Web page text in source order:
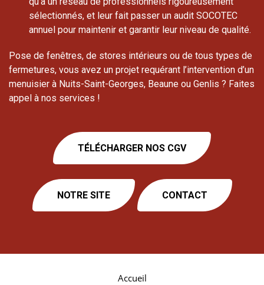
sélectionnés, et leur fait passer un audit SOCOTEC
annuel pour maintenir et garantir leur niveau de qualité.
Pose de fenêtres, de stores intérieurs ou de tous types de
fermetures, vous avez un projet requérant l’intervention d’un
menuisier à Nuits-Saint-Georges, Beaune ou Genlis ? Faites
appel à nos services !
TÉLÉCHARGER NOS CGV
NOTRE SITE CONTACT
Accueil